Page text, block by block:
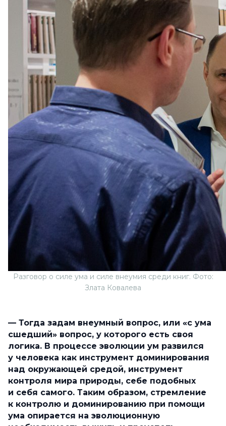
Разговор о силе ума и силе внеумия среди книг. Фото:
Злата Ковалева
— Тогда задам внеумный вопрос, или «с ума
сшедший» вопрос, у которого есть своя
логика. В процессе эволюции ум развился
у человека как инструмент доминирования
над окружающей средой, инструмент
контроля мира природы, себе подобных
и себя самого. Таким образом, стремление
к контролю и доминированию при помощи
ума опирается на эволюционную